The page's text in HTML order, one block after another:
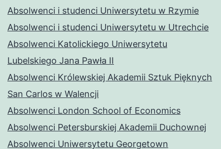
Absolwenci i studenci Uniwersytetu w Rzymie
Absolwenci i studenci Uniwersytetu w Utrechcie
Absolwenci Katolickiego Uniwersytetu
Lubelskiego Jana Pawła II
Absolwenci Królewskiej Akademii Sztuk Pięknych
San Carlos w Walencji
Absolwenci London School of Economics
Absolwenci Petersburskiej Akademii Duchownej
Absolwenci Uniwersytetu Georgetown